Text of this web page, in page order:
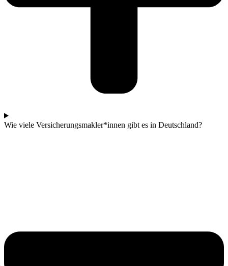
Wie viele Versicherungsmakler*innen gibt es in Deutschland?